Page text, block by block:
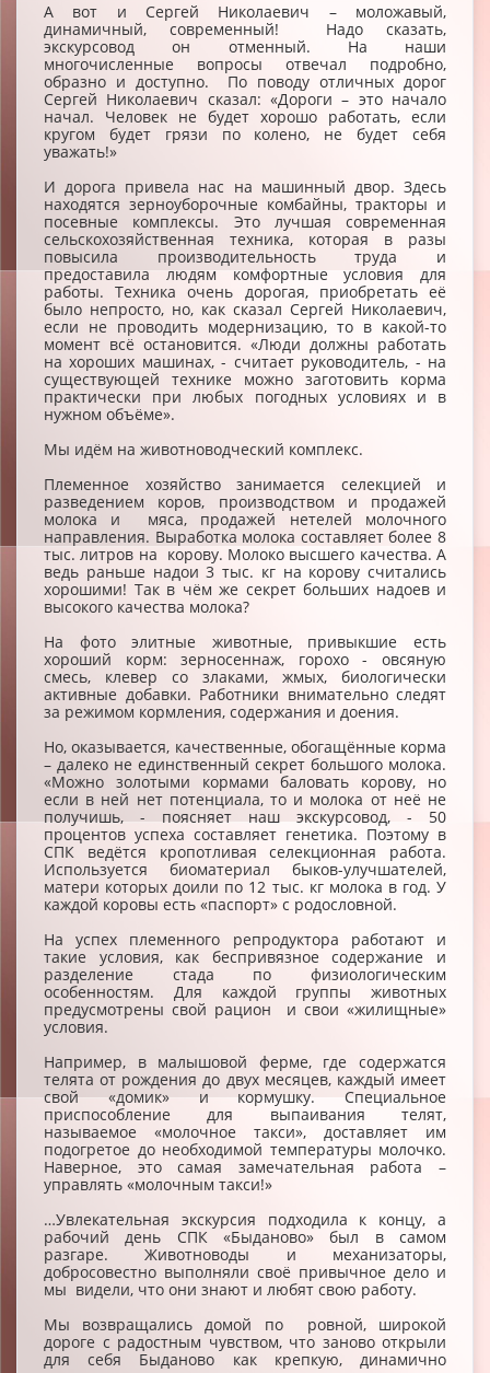
А вот и Сергей Николаевич – моложавый,
динамичный, современный! Надо сказать,
экскурсовод он отменный. На наши
многочисленные вопросы отвечал подробно,
образно и доступно. По поводу отличных дорог
Сергей Николаевич сказал: «Дороги – это начало
начал. Человек не будет хорошо работать, если
кругом будет грязи по колено, не будет себя
уважать!»
И дорога привела нас на машинный двор. Здесь
находятся зерноуборочные комбайны, тракторы и
посевные комплексы. Это лучшая современная
сельскохозяйственная техника, которая в разы
повысила производительность труда и
предоставила людям комфортные условия для
работы. Техника очень дорогая, приобретать её
было непросто, но, как сказал Сергей Николаевич,
если не проводить модернизацию, то в какой-то
момент всё остановится. «Люди должны работать
на хороших машинах, - считает руководитель, - на
существующей технике можно заготовить корма
практически при любых погодных условиях и в
нужном объёме».
Мы идём на животноводческий комплекс.
Племенное хозяйство занимается селекцией и
разведением коров, производством и продажей
молока и мяса, продажей нетелей молочного
направления. Выработка молока составляет более 8
тыс. литров на корову. Молоко высшего качества. А
ведь раньше надои 3 тыс. кг на корову считались
хорошими! Так в чём же секрет больших надоев и
высокого качества молока?
На фото элитные животные, привыкшие есть
хороший корм: зерносеннаж, горохо - овсяную
смесь, клевер со злаками, жмых, биологически
активные добавки. Работники внимательно следят
за режимом кормления, содержания и доения.
Но, оказывается, качественные, обогащённые корма
– далеко не единственный секрет большого молока.
«Можно золотыми кормами баловать корову, но
если в ней нет потенциала, то и молока от неё не
получишь, - поясняет наш экскурсовод, - 50
процентов успеха составляет генетика. Поэтому в
СПК ведётся кропотливая селекционная работа.
Используется биоматериал быков-улучшателей,
матери которых доили по 12 тыс. кг молока в год. У
каждой коровы есть «паспорт» с родословной.
На успех племенного репродуктора работают и
такие условия, как беспривязное содержание и
разделение стада по физиологическим
особенностям. Для каждой группы животных
предусмотрены свой рацион и свои «жилищные»
условия.
Например, в малышовой ферме, где содержатся
телята от рождения до двух месяцев, каждый имеет
свой «домик» и кормушку. Специальное
приспособление для выпаивания телят,
называемое «молочное такси», доставляет им
подогретое до необходимой температуры молочко.
Наверное, это самая замечательная работа –
управлять «молочным такси!»
…Увлекательная экскурсия подходила к концу, а
рабочий день СПК «Быданово» был в самом
разгаре. Животноводы и механизаторы,
добросовестно выполняли своё привычное дело и
мы видели, что они знают и любят свою работу.
Мы возвращались домой по ровной, широкой
дороге с радостным чувством, что заново открыли
для себя Быданово как крепкую, динамично